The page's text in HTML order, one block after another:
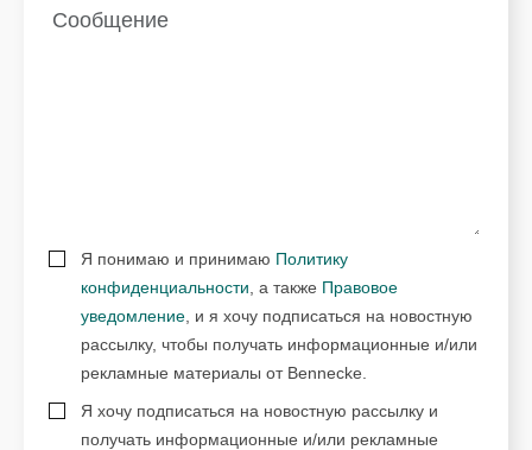
Я понимаю и принимаю Политику
конфиденциальности , а также Правовое
уведомление , и я хочу подписаться на новостную
рассылку, чтобы получать информационные и/или
рекламные материалы от Bennecke.
Я хочу подписаться на новостную рассылку и
получать информационные и/или рекламные